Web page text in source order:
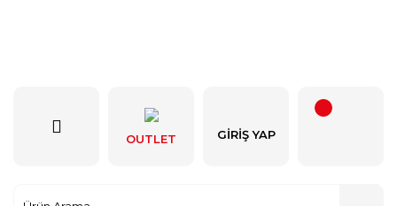
OUTLET GIRIŞ YAP